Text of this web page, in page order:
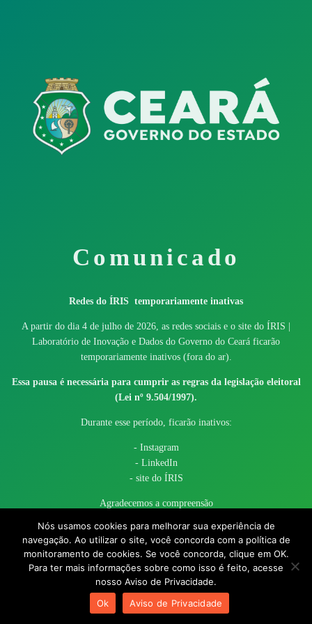
Comunicado
Redes do ÍRIS temporariamente inativas
A partir do dia 4 de julho de 2026, as redes sociais e o site do ÍRIS |
Laboratório de Inovação e Dados do Governo do Ceará ficarão
temporariamente inativos (fora do ar).
Essa pausa é necessária para cumprir as regras da legislação eleitoral
(Lei nº 9.504/1997).
Durante esse período, ficarão inativos:
- Instagram
- LinkedIn
- site do ÍRIS
Agradecemos a compreensão
© 2017 - 2026 – Governo do Estado do Ceará todos os direitos
reservados
Nós usamos cookies para melhorar sua experiência de
navegação. Ao utilizar o site, você concorda com a política de
monitoramento de cookies. Se você concorda, clique em OK.
Para ter mais informações sobre como isso é feito, acesse
nosso Aviso de Privacidade.
Ok
Aviso de Privacidade